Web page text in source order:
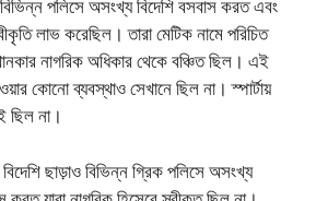
পলিসে অসংখ্য বিদেশি বসবাস করত এবং
লাভ করেছিল। তারা মেটিক নামে পরিচিত
নাগরিক অধিকার থেকে বঞ্চিত ছিল। এই
কোনাে ব্যবস্থাও সেখানে ছিল না। স্পার্টায়
ছিল না।
বিদেশি ছাড়াও বিভিন্ন গ্রিক পলিসে অসংখ্য